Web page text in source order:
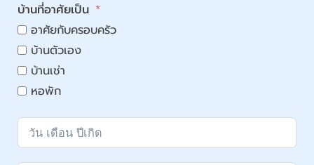
บ้านที่อาศัยเป็น
อาศัยกับครอบครัว
บ้านตัวเอง
บ้านเช่า
หอพัก